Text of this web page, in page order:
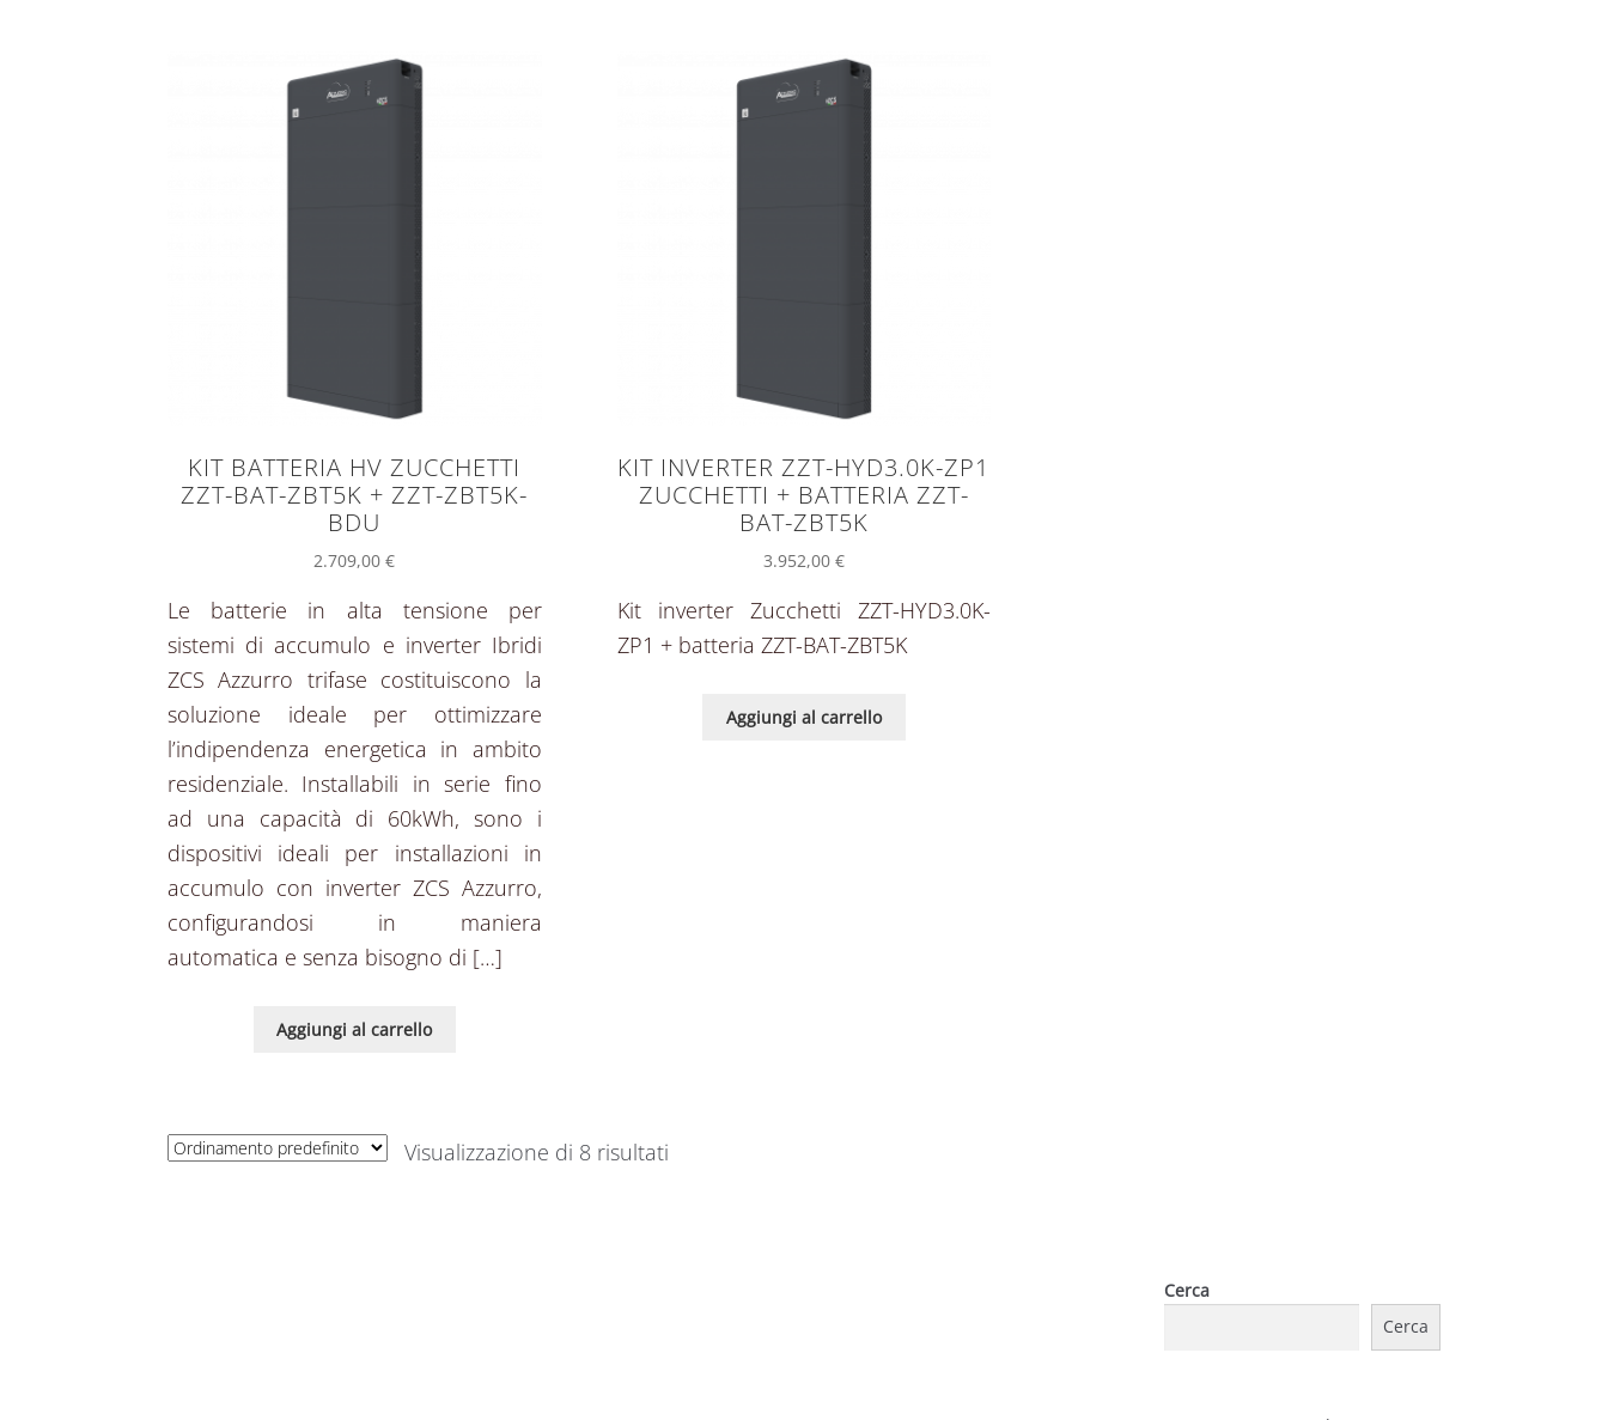
KIT BATTERIA HV ZUCCHETTI
ZZT-BAT-ZBT5K + ZZT-ZBT5K-
BDU
2.709,00€
Le batterie in alta tensione per
sistemi di accumulo e inverter Ibridi
ZCS Azzurro trifase costituiscono la
soluzione ideale per ottimizzare
l’indipendenza energetica in ambito
residenziale. Installabili in serie fino
ad una capacità di 60kWh, sono i
dispositivi ideali per installazioni in
accumulo con inverter ZCS Azzurro,
configurandosi in maniera
automatica e senza bisogno di […]
Aggiungi al carrello
KIT INVERTER ZZT-HYD3.0K-ZP1
ZUCCHETTI + BATTERIA ZZT-
BAT-ZBT5K
3.952,00 €
Kit inverter Zucchetti ZZT-HYD3.0K-
ZP1 + batteria ZZT-BAT-ZBT5K
Aggiungi al carrello
Visualizzazione di 8 risultati
Cerca
Cerca